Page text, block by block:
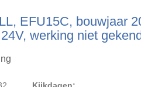
EFU15C, bouwjaar
werking niet gekend